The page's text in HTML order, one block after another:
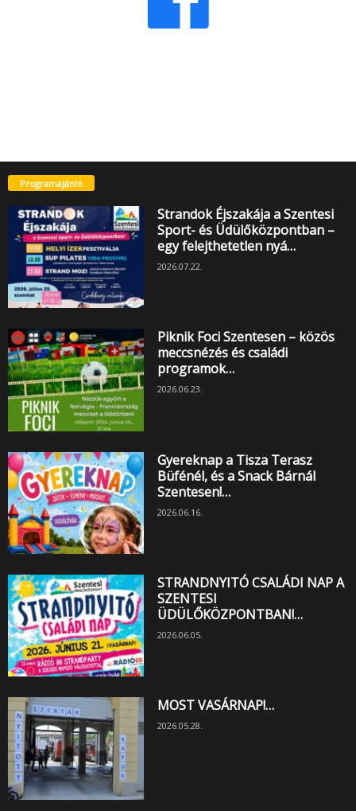
Programajánló
Strandok Éjszakája a Szentesi
Sport- és Üdülőközpontban –
egy felejthetetlen nyá…
2026.07.22.
Piknik Foci Szentesen – közös
meccsnézés és családi
programok…
2026.06.23.
Gyereknap a Tisza Terasz
Büfénél, és a Snack Bárnál
Szentesen!…
2026.06.16.
STRANDNYITÓ CSALÁDI NAP A
SZENTESI
ÜDÜLŐKÖZPONTBAN!…
2026.06.05.
MOST VASÁRNAP!…
2026.05.28.